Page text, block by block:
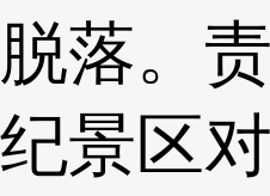
脱落。
纪景区